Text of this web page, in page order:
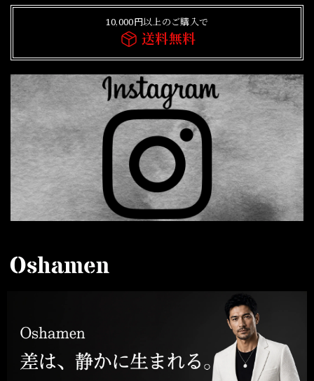
10,000円以上のご購入で
送料無料